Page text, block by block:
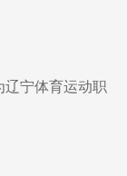
辽宁体育运动职